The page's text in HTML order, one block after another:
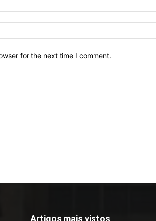
for the next time I comment.
Artigos mais vistos